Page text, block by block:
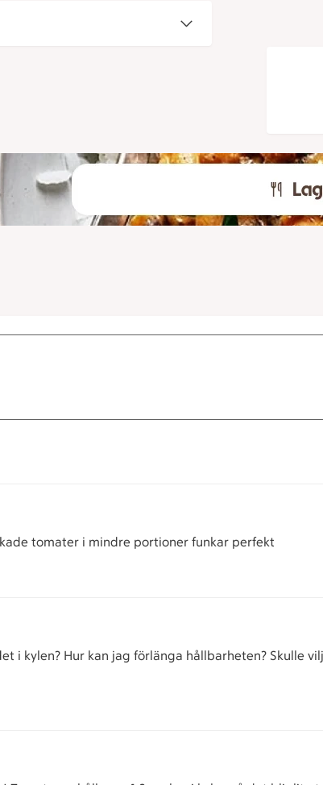
tomater i mindre portioner funkar perfekt
i kylen? Hur kan jag förlänga hållbarheten? Skulle